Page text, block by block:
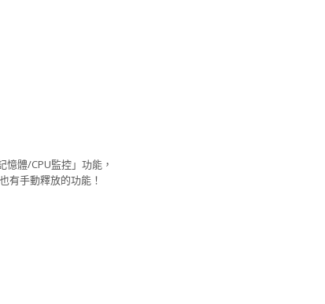
體/CPU監控」功能，
有手動釋放的功能！